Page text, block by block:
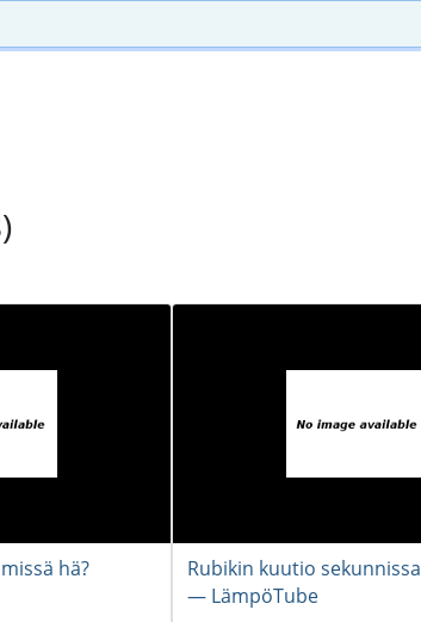
hä?
Rubikin kuutio sekunnissa
― LämpöTube